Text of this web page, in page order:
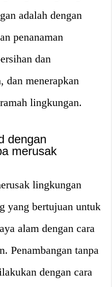
adalah dengan
penanaman
dan
dan menerapkan
lingkungan.
dengan
merusak
lingkungan
yang bertujuan untuk
alam dengan cara
Penambangan tanpa
dengan cara